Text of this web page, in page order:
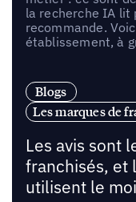
la recherche IA lit
recommande.
établissement, à
Blogs
Les marques de
Les avis sont
franchisés, et
utilisent le